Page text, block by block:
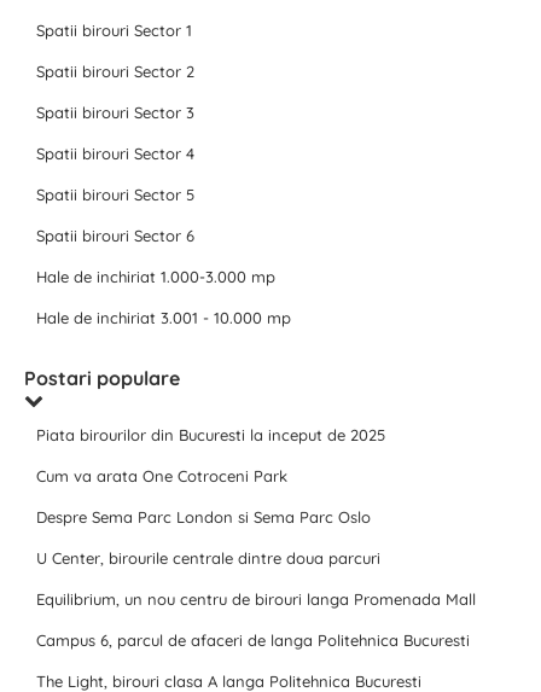
Spatii birouri Sector 1
Spatii birouri Sector 2
Spatii birouri Sector 3
Spatii birouri Sector 4
Spatii birouri Sector 5
Spatii birouri Sector 6
Hale de inchiriat 1.000-3.000 mp
Hale de inchiriat 3.001 - 10.000 mp
Postari populare
Piata birourilor din Bucuresti la inceput de 2025
Cum va arata One Cotroceni Park
Despre Sema Parc London si Sema Parc Oslo
U Center, birourile centrale dintre doua parcuri
Equilibrium, un nou centru de birouri langa Promenada Mall
Campus 6, parcul de afaceri de langa Politehnica Bucuresti
The Light, birouri clasa A langa Politehnica Bucuresti